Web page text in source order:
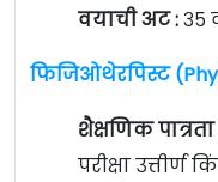
वयाची अट :३५
फिजिओथेरपिस्ट
शैक्षणिक पात्रता
परीक्षा